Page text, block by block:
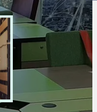
Débarras de